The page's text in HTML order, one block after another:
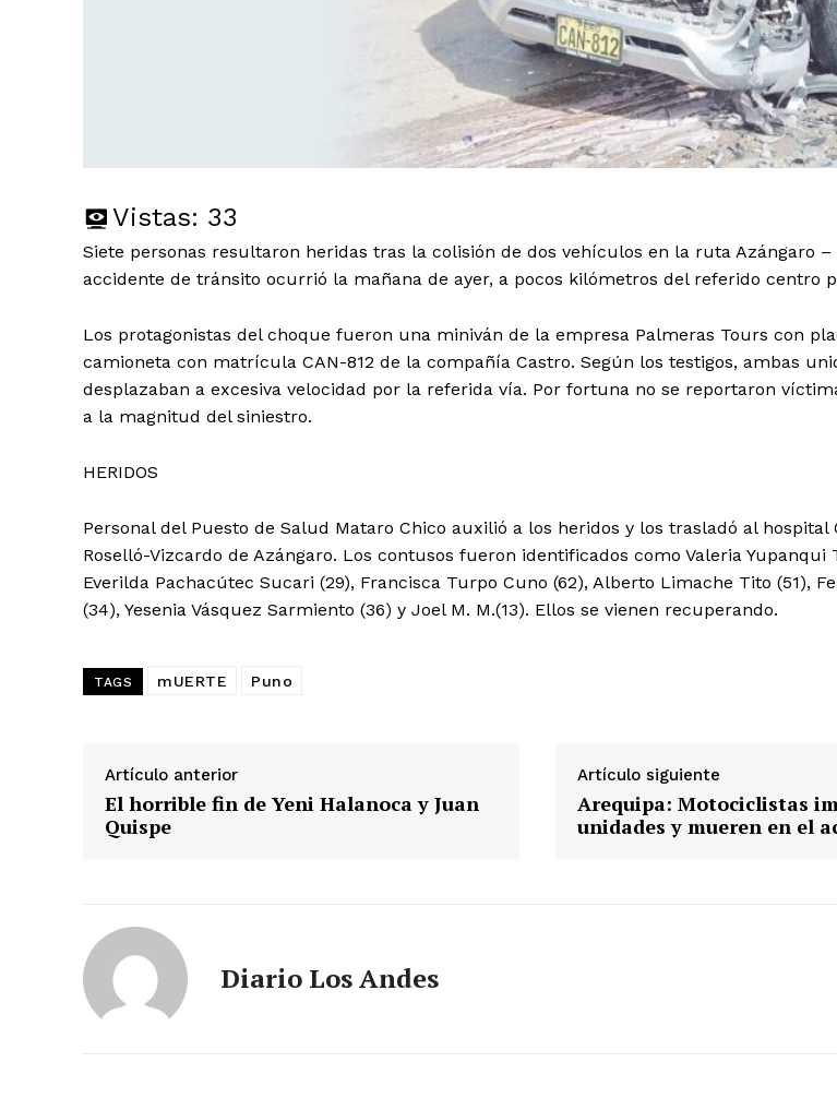
Contacto
Prensa
Vistas: 33
Siete personas resultaron heridas tras la colisión de dos vehículos en la ruta Azángaro –
accidente de tránsito ocurrió la mañana de ayer, a pocos kilómetros del referido centro
Los protagonistas del choque fueron una miniván de la empresa Palmeras Tours con
camioneta con matrícula CAN-812 de la compañía Castro. Según los testigos, ambas
desplazaban a excesiva velocidad por la referida vía. Por fortuna no se reportaron
a la magnitud del siniestro.
HERIDOS
Personal del Puesto de Salud Mataro Chico auxilió a los heridos y los trasladó al hospital
Roselló-Vizcardo de Azángaro. Los contusos fueron identificados como Valeria Yupanqui
Everilda Pachacútec Sucari (29), Francisca Turpo Cuno (62), Alberto Limache Tito (51),
(34), Yesenia Vásquez Sarmiento (36) y Joel M. M.(13). Ellos se vienen recuperando.
TAGS mUERTE Puno
Artículo anterior
El horrible fin de Yeni Halanoca y Juan
Quispe
Artículo siguiente
Arequipa: Motociclistas
unidades y mueren en el
Diario Los Andes